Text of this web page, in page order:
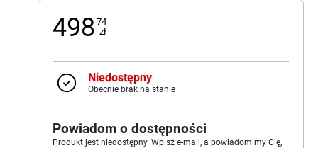
498 74
zł
Niedostępny
Obecnie brak na stanie
Powiadom o dostępności
Produkt jest niedostępny. Wpisz e-mail, a powiadomimy Cię,